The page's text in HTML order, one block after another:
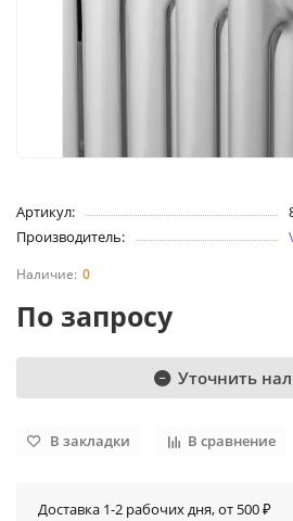
Артикул:
Производитель:
0
По запросу
Уточнить
В закладки В сравнение
Доставка 1-2 рабочих дня, от 500 ₽